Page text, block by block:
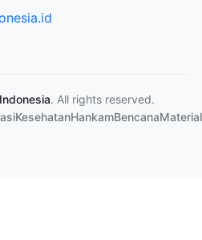
. All rights reserved.
KesehatanHankamBencanaMaterial